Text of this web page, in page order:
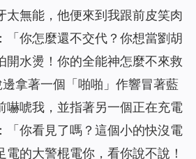
太無能，他便來到我跟前皮笑肉
「你怎麼還不交代？你想當劉胡
開水燙！你的全能神怎麼不來救
拿著一個「啪啪」作響冒著藍
嚇唬我，並指著另一個正在充電
「你看見了嗎？這個小的快沒電
電的大警棍電你，看你說不說！